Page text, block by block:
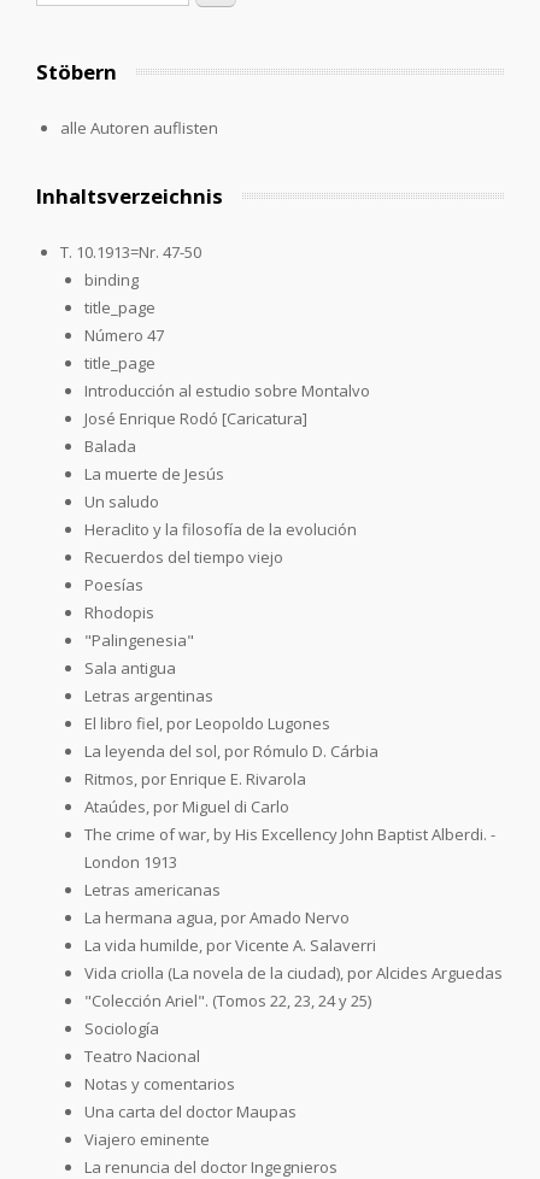
Stöbern
alle Autoren auflisten
Inhaltsverzeichnis
T. 10.1913=Nr. 47-50
binding
title_page
Número 47
title_page
Introducción al estudio sobre Montalvo
José Enrique Rodó [Caricatura]
Balada
La muerte de Jesús
Un saludo
Heraclito y la filosofía de la evolución
Recuerdos del tiempo viejo
Poesías
Rhodopis
"Palingenesia"
Sala antigua
Letras argentinas
El libro fiel, por Leopoldo Lugones
La leyenda del sol, por Rómulo D. Cárbia
Ritmos, por Enrique E. Rivarola
Ataúdes, por Miguel di Carlo
The crime of war, by His Excellency John Baptist Alberdi. -
London 1913
Letras americanas
La hermana agua, por Amado Nervo
La vida humilde, por Vicente A. Salaverri
Vida criolla (La novela de la ciudad), por Alcides Arguedas
"Colección Ariel". (Tomos 22, 23, 24 y 25)
Sociología
Teatro Nacional
Notas y comentarios
Una carta del doctor Maupas
Viajero eminente
La renuncia del doctor Ingegnieros